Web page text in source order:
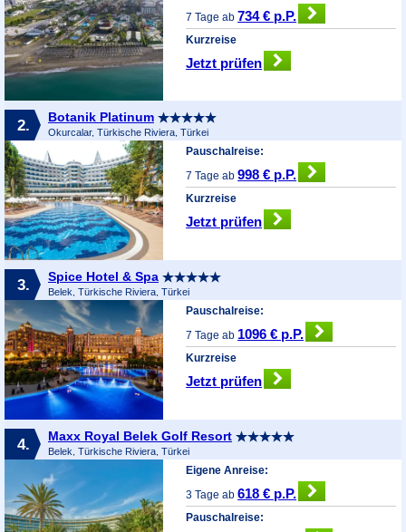
7 Tage ab734 € p.P.
Kurzreise
Jetzt prüfen
2. Botanik Platinum
Okurcalar, Türkische Riviera, Türkei
Pauschalreise:
7 Tage ab998 € p.P.
Kurzreise
Jetzt prüfen
3. Spice Hotel & Spa
Belek, Türkische Riviera, Türkei
Pauschalreise:
7 Tage ab 1096 € p.P.
Kurzreise
Jetzt prüfen
4. Maxx Royal Belek Golf Resort
Belek, Türkische Riviera, Türkei
Eigene Anreise:
3 Tage ab618 € p.P.
Pauschalreise: